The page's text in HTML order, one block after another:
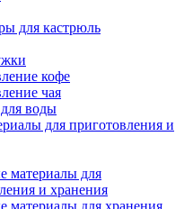
для кастрюль
кофе
чая
воды
для приготовления и
материалы для
и хранения
материалы для хранения